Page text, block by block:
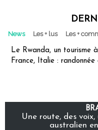
News Les + lus Les +
Le Rwanda, un tourisme
France, Italie :
Une route, des
australien